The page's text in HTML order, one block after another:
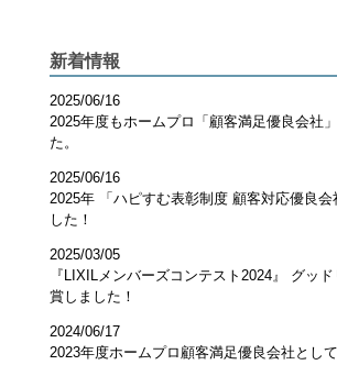
新着情報
2025/06/16
2025年度もホームプロ「顧客満足優良会社
た。
2025/06/16
2025年 「ハピすむ表彰制度 顧客対応優良会
した！
2025/03/05
『LIXILメンバーズコンテスト2024』 グッ
賞しました！
2024/06/17
2023年度ホームプロ顧客満足優良会社とし